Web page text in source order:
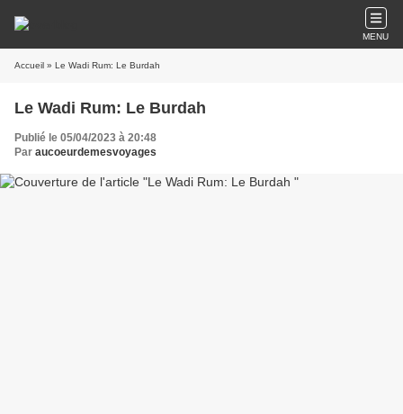
MENU
Accueil » Le Wadi Rum: Le Burdah
Le Wadi Rum: Le Burdah
Publié le 05/04/2023 à 20:48
Par aucoeurdemesvoyages